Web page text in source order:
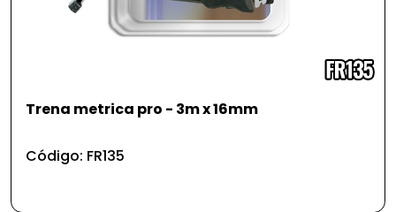
Ralador e faca - jogo de cozinha - 2 pcs
Código: UD526